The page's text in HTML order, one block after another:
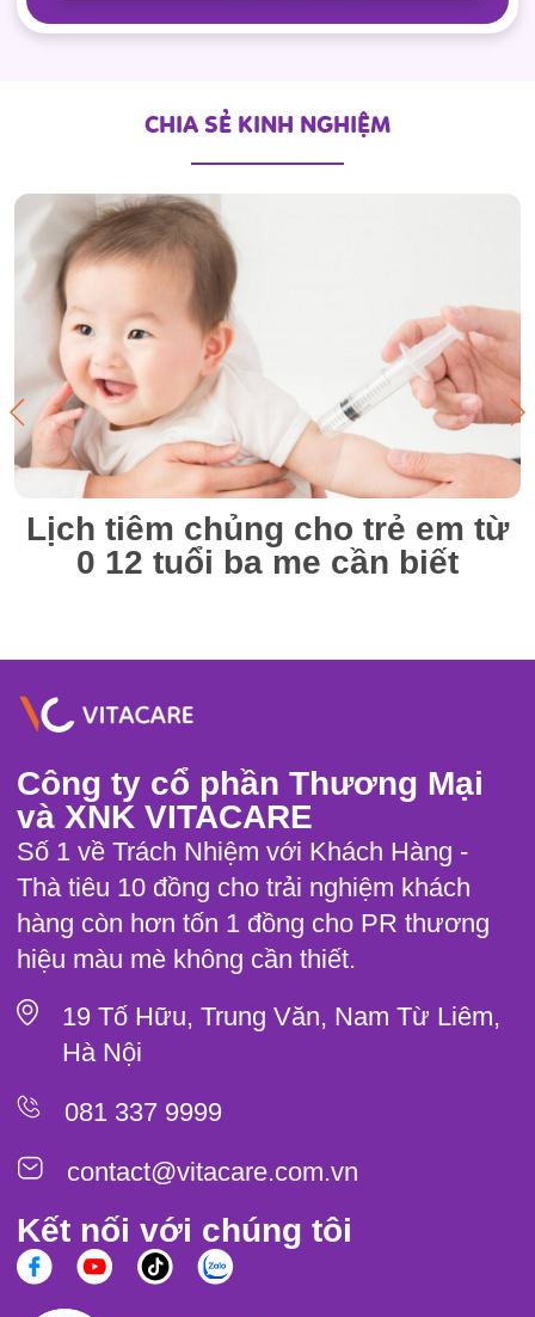
CHIA SẺ KINH NGHIỆM
Lịch tiêm chủng cho trẻ em từ
0 12 tuổi ba mẹ cần biết
Công ty cổ phần Thương Mại
và XNK VITACARE
Số 1 về Trách Nhiệm với Khách Hàng -
Thà tiêu 10 đồng cho trải nghiệm khách
hàng còn hơn tốn 1 đồng cho PR thương
hiệu màu mè không cần thiết.
19 Tố Hữu, Trung Văn, Nam Từ Liêm,
Hà Nội
081 337 9999
contact@vitacare.com.vn
Kết nối với chúng tôi